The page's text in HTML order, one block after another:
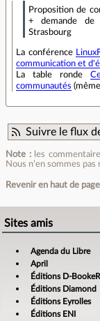
Proposition de
+ demande de
Strasbourg
La conférence
communication et
La table ronde
communautés
Suivre le flux
Note :les
Nous n’en sommes pas
Revenir en haut de page
Sites amis
Agenda du Libre
April
Éditions D-BookeR
Éditions Diamond
Éditions Eyrolles
Éditions ENI